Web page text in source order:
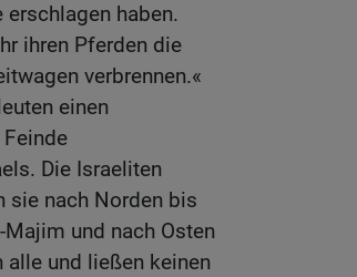
haben.
ihren Pferden die
verbrennen.«
einen
Die Israeliten
sie nach Norden bis
und nach Osten
alle und ließen keinen